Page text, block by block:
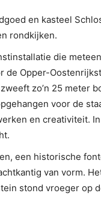
en kasteel
rondkijken.
die
de Opper-
zo’n 25 meter
voor de
en creativiteit.
een historische
van vorm.
stond vroeger op